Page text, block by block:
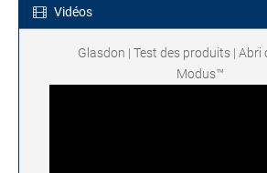
Vidéos
Glasdon | Test des produits | Abri
Modus™